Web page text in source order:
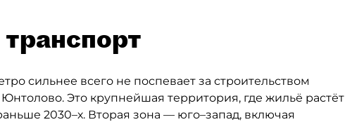
сильнее всего не поспевает за строительством
Это крупнейшая территория, где жильё растёт
2030–х. Вторая зона — юго–запад, включая